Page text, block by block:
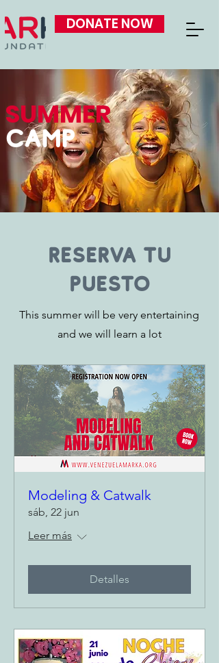
DONATE NOW
SUMMER
CAMP
RESERVA TU
PUESTO
This summer will be very entertaining
and we will learn a lot
Modeling & Catwalk
sáb, 22 jun
Leer más
Detalles